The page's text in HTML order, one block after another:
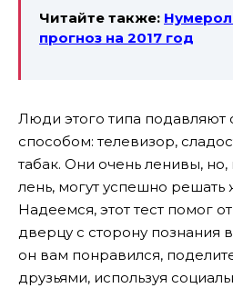
Читайте также:
прогноз на 2017 год
Люди этого типа
способом: телевизор,
табак. Они очень ленивы,
лень, могут успешно решать
Надеемся, этот тест помог
дверцу с сторону познания
он вам понравился,
друзьями, используя